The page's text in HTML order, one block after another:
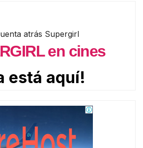
en cines
está aquí!